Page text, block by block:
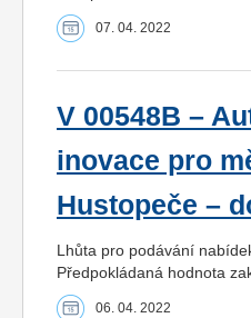
07. 04. 2022
V 00548B –
inovace pro
Hustopeče –
Lhůta pro podávání
Předpokládaná hodnota
06. 04. 2022